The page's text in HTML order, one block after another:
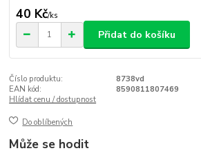
40 Kč/ks
Přidat do košíku
Číslo produktu:
8738vd
EAN kód:
8590811807469
Hlídat cenu / dostupnost
Do oblíbených
Může se hodit